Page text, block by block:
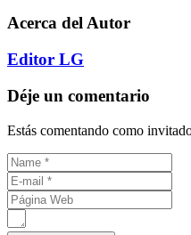
Acerca del Autor
Editor LG
Déje un comentario
Estás comentando como